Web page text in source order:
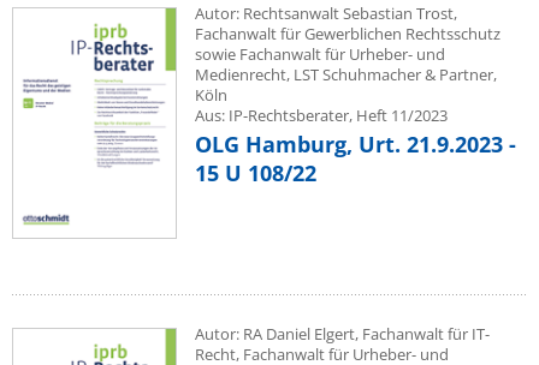
Autor: Rechtsanwalt Sebastian Trost,
Fachanwalt für Gewerblichen Rechtsschutz
sowie Fachanwalt für Urheber- und
Medienrecht, LST Schuhmacher & Partner,
Köln
Aus: IP-Rechtsberater, Heft 11/2023
OLG Hamburg, Urt. 21.9.2023 -
15 U 108/22
Autor: RA Daniel Elgert, Fachanwalt für IT-
Recht, Fachanwalt für Urheber- und